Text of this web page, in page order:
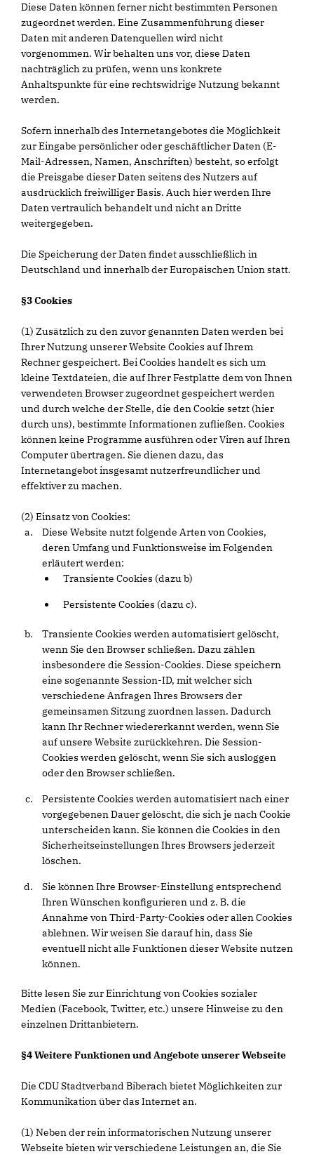
Diese Daten können ferner nicht bestimmten Personen
zugeordnet werden. Eine Zusammenführung dieser
Daten mit anderen Datenquellen wird nicht
vorgenommen. Wir behalten uns vor, diese Daten
nachträglich zu prüfen, wenn uns konkrete
Anhaltspunkte für eine rechtswidrige Nutzung bekannt
werden.
Sofern innerhalb des Internetangebotes die Möglichkeit
zur Eingabe persönlicher oder geschäftlicher Daten (E-
Mail-Adressen, Namen, Anschriften) besteht, so erfolgt
die Preisgabe dieser Daten seitens des Nutzers auf
ausdrücklich freiwilliger Basis. Auch hier werden Ihre
Daten vertraulich behandelt und nicht an Dritte
weitergegeben.
Die Speicherung der Daten findet ausschließlich in
Deutschland und innerhalb der Europäischen Union statt.
§3 Cookies
(1) Zusätzlich zu den zuvor genannten Daten werden bei
Ihrer Nutzung unserer Website Cookies auf Ihrem
Rechner gespeichert. Bei Cookies handelt es sich um
kleine Textdateien, die auf Ihrer Festplatte dem von Ihnen
verwendeten Browser zugeordnet gespeichert werden
und durch welche der Stelle, die den Cookie setzt (hier
durch uns), bestimmte Informationen zufließen. Cookies
können keine Programme ausführen oder Viren auf Ihren
Computer übertragen. Sie dienen dazu, das
Internetangebot insgesamt nutzerfreundlicher und
effektiver zu machen.
(2) Einsatz von Cookies:
Diese Website nutzt folgende Arten von Cookies,
deren Umfang und Funktionsweise im Folgenden
erläutert werden:
Transiente Cookies (dazu b)
Persistente Cookies (dazu c).
Transiente Cookies werden automatisiert gelöscht,
wenn Sie den Browser schließen. Dazu zählen
insbesondere die Session-Cookies. Diese speichern
eine sogenannte Session-ID, mit welcher sich
verschiedene Anfragen Ihres Browsers der
gemeinsamen Sitzung zuordnen lassen. Dadurch
kann Ihr Rechner wiedererkannt werden, wenn Sie
auf unsere Website zurückkehren. Die Session-
Cookies werden gelöscht, wenn Sie sich ausloggen
oder den Browser schließen.
Persistente Cookies werden automatisiert nach einer
vorgegebenen Dauer gelöscht, die sich je nach Cookie
unterscheiden kann. Sie können die Cookies in den
Sicherheitseinstellungen Ihres Browsers jederzeit
löschen.
Sie können Ihre Browser-Einstellung entsprechend
Ihren Wünschen konfigurieren und z. B. die
Annahme von Third-Party-Cookies oder allen Cookies
ablehnen. Wir weisen Sie darauf hin, dass Sie
eventuell nicht alle Funktionen dieser Website nutzen
können.
Bitte lesen Sie zur Einrichtung von Cookies sozialer
Medien (Facebook, Twitter, etc.) unsere Hinweise zu den
einzelnen Drittanbietern.
§4 Weitere Funktionen und Angebote unserer Webseite
Die CDU Stadtverband Biberach bietet Möglichkeiten zur
Kommunikation über das Internet an.
(1) Neben der rein informatorischen Nutzung unserer
Webseite bieten wir verschiedene Leistungen an, die Sie